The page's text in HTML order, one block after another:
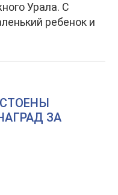
Урала. С
ребенок и
ЗА